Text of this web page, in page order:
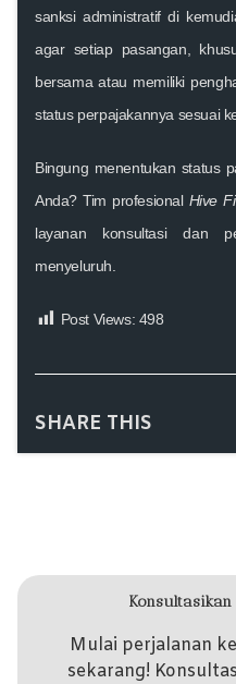
sanksi administratif di
agar setiap pasangan,
bersama atau memiliki
status perpajakannya sesuai
Bingung menentukan status
Anda? Tim profesional Hive
layanan konsultasi dan
menyeluruh.
Post Views: 498
SHARE THIS
Mulai perjalanan
sekarang!